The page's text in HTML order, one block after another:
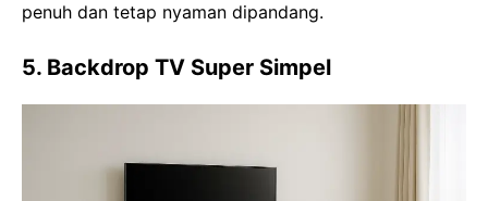
penuh dan tetap nyaman dipandang.
5. Backdrop TV Super Simpel